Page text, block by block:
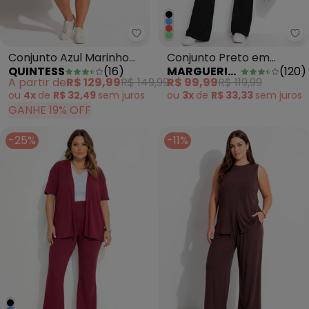
Quintess - Conjunto Azul
Conjunto Azul Marinho
em Tecido de Algodão
QUINTESS (16)
A partir deR$ 129,99R$ 149,99
ou 4x de R$ 32,49 sem juros
GANHE 19% OFF
Conjunto Preto em
Canelado MARGUERITE (120)
R$ 99,99R$ 119,99
ou 3x de R$ 33,33 sem juros
-25% -11%